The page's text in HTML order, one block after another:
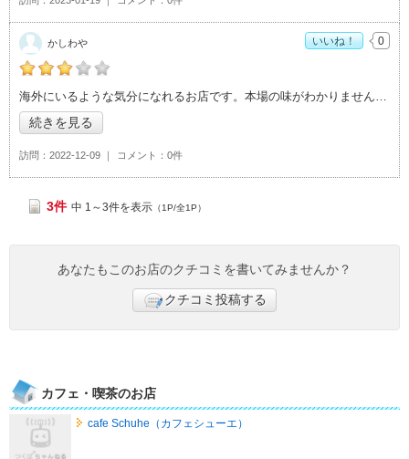
かしわやの「ENGLISH NOW CAFE>」おすすめ度：3 海外にいるような気分になれるお店です。本場の味がわかりませんが、本場の味なのかな
続きを見る
訪問 2022-12-09 コメント 0件
かしわや いいね！ 0
3件 中 1～3件を表示 （1P/全1P）
あなたもこのお店のクチコミを書いてみませんか？
クチコミ投稿する
カフェ・喫茶のお店
cafe Schuhe（カフェシューエ）